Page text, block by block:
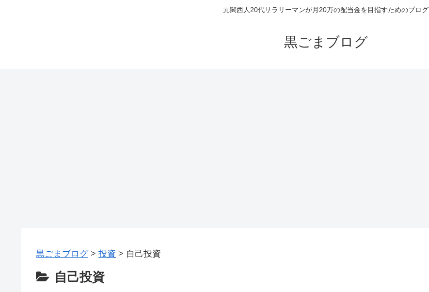
元関西人20代サラリーマンが月20万の配当金を目指すためのブログ
黒ごまブログ
黒ごまブログ> 投資 > 自己投資
自己投資